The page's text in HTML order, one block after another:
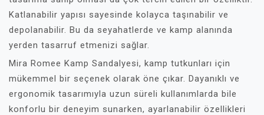
Katlanabilir yapısı sayesinde kolayca taşınabilir ve
depolanabilir. Bu da seyahatlerde ve kamp alanında
yerden tasarruf etmenizi sağlar.
Mira Romee Kamp Sandalyesi, kamp tutkunları için
mükemmel bir seçenek olarak öne çıkar. Dayanıklı ve
ergonomik tasarımıyla uzun süreli kullanımlarda bile
konforlu bir deneyim sunarken, ayarlanabilir özellikleri